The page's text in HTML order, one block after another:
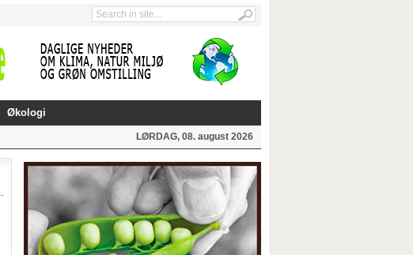
Økologi
LØRDAG, 08. august 2026